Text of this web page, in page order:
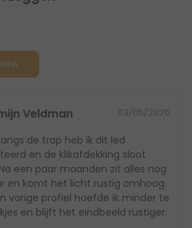
Veldman 03/05/2026
de trap heb ik dit led
en de klikafdekking sloot
een paar maanden zit alles nog
en komt het licht rustig omhoog.
vorige profiel hoefde ik minder te
en blijft het eindbeeld rustiger.